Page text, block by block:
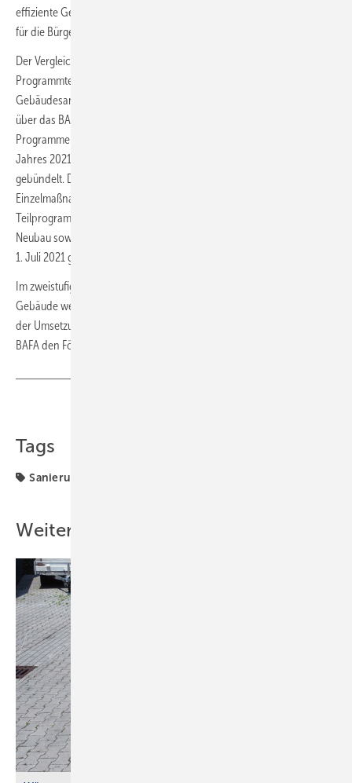
effiziente Gebäude erhalten. Dies zeigt: Mit gezielten Förderanreizen
für die Bürger gelingt Klimaschutz.“
Der Vergleich mit 2020 hinkt allerdings, da Anfang 2021
Programmteile aus dem ursprünglichen CO
Gebäudesanierungsprogramm nicht mehr über die KfW, sondern
über das BAFA abgewickelt werden: Die Bundesregierung hat die
Programme zur energetischen Gebäudesanierung zum Anfang dieses
Jahres 2021 zur
gebündelt. Das BAFA hat mit der Umsetzung der BEG
Einzelmaßnahmen zum Jahresbeginn 2021 begonnen. Die
Teilprogramme der BEG zur systemischen Sanierung sowie zum
Neubau sowie die Kreditvariante für Einzelmaßnahmen hat die KfW am
1. Juli 2021 gestartet.
Im zweistufigen Verfahren der Bundesförderung für effiziente
Gebäude werden mit der Bewilligung die Fördermittel reserviert. Nach
der Umsetzung des Projekts und Prüfung der Nachweise zahlt das
BAFA den Förderbetrag aus.
Tags
Sanierung
Weitere Inhalte